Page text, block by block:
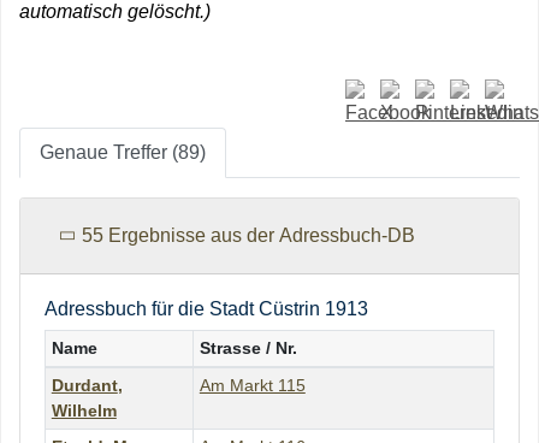
automatisch gelöscht.)
Genaue Treffer (89)
55 Ergebnisse aus der Adressbuch-DB
Adressbuch für die Stadt Cüstrin 1913
Name
Strasse / Nr.
Durdant,
Wilhelm
Am Markt 115